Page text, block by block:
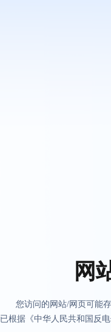
网
您访问的网站/网页可能
已根据《中华人民共和国反